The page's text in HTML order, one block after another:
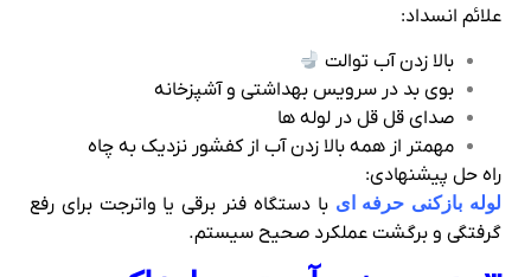
علائم انسداد:
بالا زدن آب توالت
بوی بد در سرویس بهداشتی و آشپزخانه
صدای قل‌ قل در لوله‌ ها
مهمتر از همه بالا زدن آب از کفشور نزدیک به چاه
راه‌ حل پیشنهادی:
لوله‌ بازکنی حرفه‌ ای با دستگاه فنر برقی یا واترجت برای رفع
گرفتگی و برگشت عملکرد صحیح سیستم.